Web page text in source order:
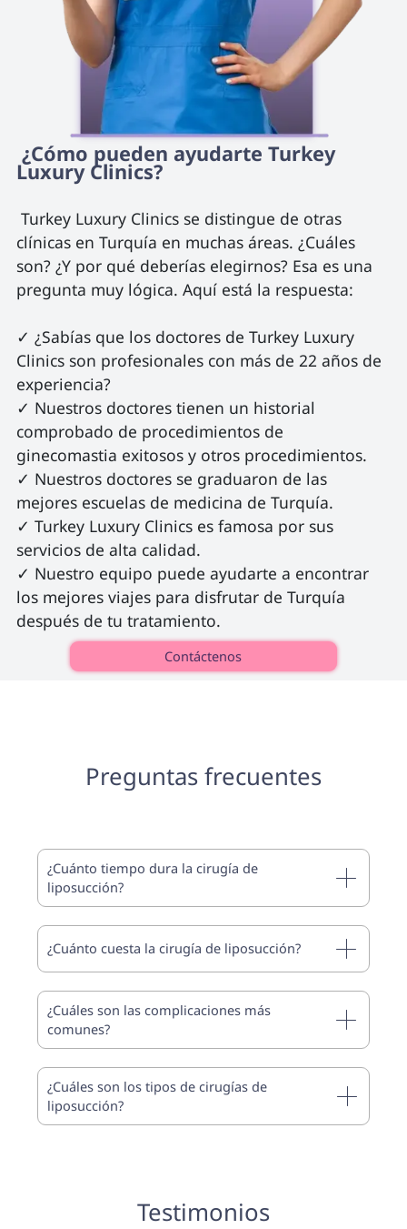
Luxury Clinics?
clínicas en Turquía en muchas áreas. ¿Cuáles
son? ¿Y por qué deberías elegirnos? Esa es una
pregunta muy lógica. Aquí está la respuesta:
✓ ¿Sabías que los doctores de Turkey Luxury
Clinics son profesionales con más de 22 años de
experiencia?
✓ Nuestros doctores tienen un historial
comprobado de procedimientos de
ginecomastia exitosos y otros procedimientos.
✓ Nuestros doctores se graduaron de las
mejores escuelas de medicina de Turquía.
✓ Turkey Luxury Clinics es famosa por sus
servicios de alta calidad.
✓ Nuestro equipo puede ayudarte a encontrar
los mejores viajes para disfrutar de Turquía
después de tu tratamiento.
Contáctenos
Preguntas frecuentes
¿Cuánto tiempo dura la cirugía de
liposucción?
¿Cuánto cuesta la cirugía de liposucción?
¿Cuáles son las complicaciones más
comunes?
¿Cuáles son los tipos de cirugías de
liposucción?
Testimonios